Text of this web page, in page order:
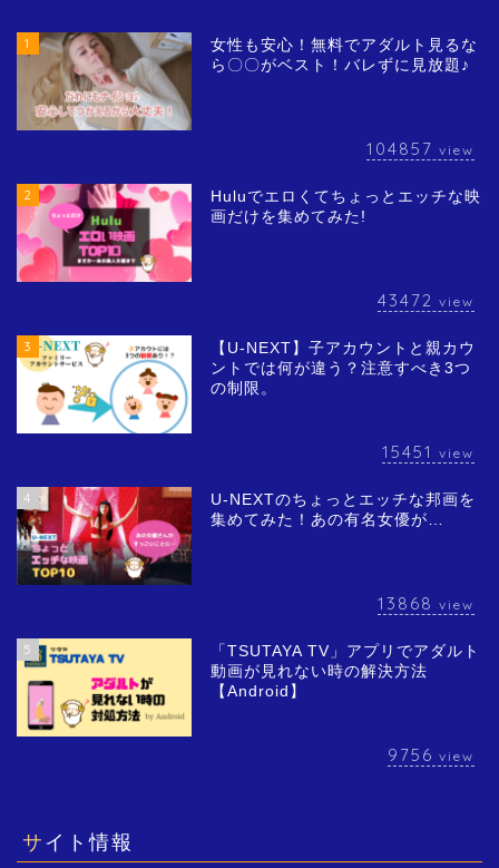
1
女性も安心！無料でアダルト見るな
ら〇〇がベスト！バレずに見放題♪
104857 view
2
Huluでエロくてちょっとエッチな映
画だけを集めてみた!
43472 view
3
【U-NEXT】子アカウントと親カウ
ントでは何が違う？注意すべき3つ
の制限。
15451 view
4
U-NEXTのちょっとエッチな邦画を
集めてみた！あの有名女優が…
13868 view
5
「TSUTAYA TV」アプリでアダルト
動画が見れない時の解決方法
【Android】
9756 view
サイト情報